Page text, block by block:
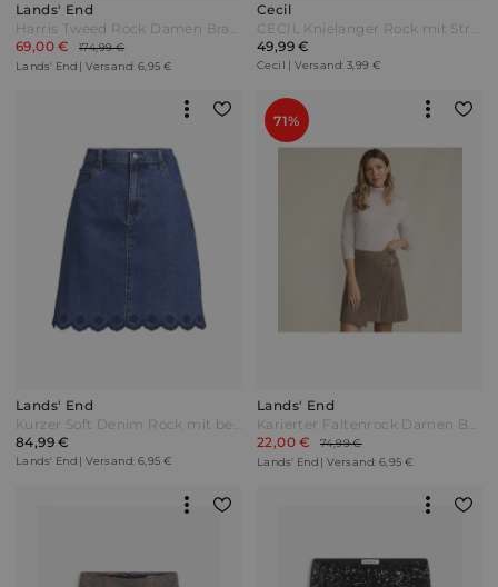
Lands' End
Harris Tweed Rock Damen Braun by Lands' End
69,00 €
174,99 €
Lands' End | Versand: 6,95 €
Cecil
CECIL Knielanger Rock mit Streifendetail - grape red Rot
49,99 €
Cecil | Versand: 3,99 €
Lands' End
Kurzer Soft Denim Rock mit besticktem Saum Damen Blau by Lands' End
84,99 €
Lands' End | Versand: 6,95 €
71%
Lands' End
Karierter Faltenrock Damen Beige by Lands' End
22,00 €
74,99 €
Lands' End | Versand: 6,95 €